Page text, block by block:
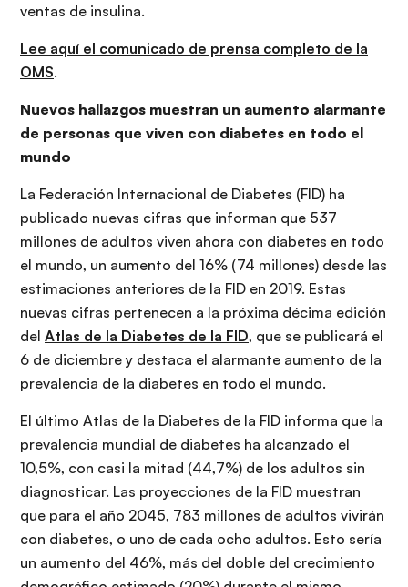
ventas de insulina.
Lee aquí el comunicado de prensa completo de la
OMS.
Nuevos hallazgos muestran un aumento alarmante
de personas que viven con diabetes en todo el
mundo
La Federación Internacional de Diabetes (FID) ha
publicado nuevas cifras que informan que 537
millones de adultos viven ahora con diabetes en todo
el mundo, un aumento del 16% (74 millones) desde las
estimaciones anteriores de la FID en 2019. Estas
nuevas cifras pertenecen a la próxima décima edición
del Atlas de la Diabetes de la FID, que se publicará el
6 de diciembre y destaca el alarmante aumento de la
prevalencia de la diabetes en todo el mundo.
El último Atlas de la Diabetes de la FID informa que la
prevalencia mundial de diabetes ha alcanzado el
10,5%, con casi la mitad (44,7%) de los adultos sin
diagnosticar. Las proyecciones de la FID muestran
que para el año 2045, 783 millones de adultos vivirán
con diabetes, o uno de cada ocho adultos. Esto sería
un aumento del 46%, más del doble del crecimiento